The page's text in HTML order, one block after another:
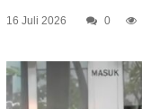
16 Juli 2026 0